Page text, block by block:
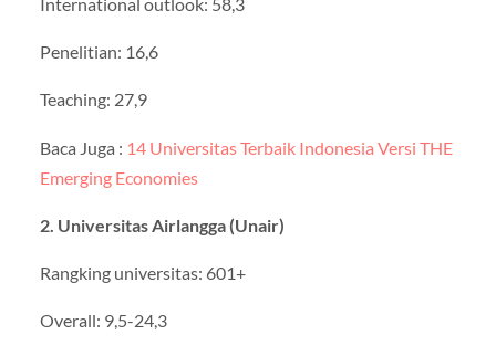
Penelitian: 16,6
Teaching: 27,9
Baca Juga : 14 Universitas Terbaik Indonesia Versi THE
Emerging Economies
2. Universitas Airlangga (Unair)
Rangking universitas: 601+
Overall: 9,5-24,3